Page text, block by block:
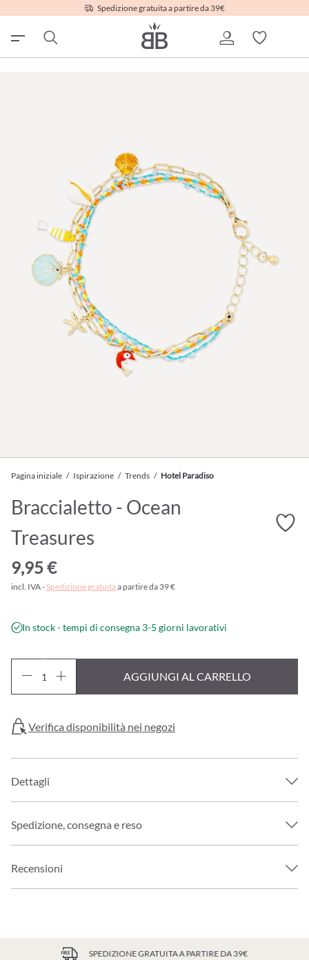
Spedizione gratuita a partire da 39€
Pagina iniziale / Ispirazione / Trends / Hotel Paradiso
Braccialetto - Ocean
Treasures
9,95 €
incl. IVA - Spedizione gratuitaa partire da 39 €
In stock - tempi di consegna 3-5 giorni lavorativi
AGGIUNGI AL CARRELLO
Verifica disponibilità nei negozi
Dettagli
Spedizione, consegna e reso
Recensioni
SPEDIZIONE GRATUITA A PARTIRE DA 39€